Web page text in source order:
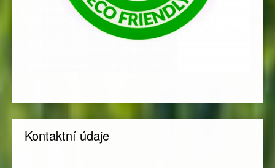
Kontaktní údaje